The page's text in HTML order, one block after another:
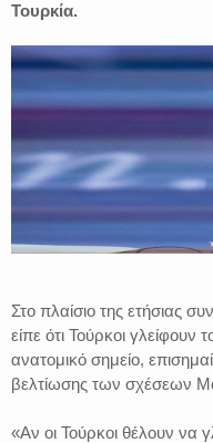
Τουρκία.
Στο πλαίσιο της ετήσιας
είπε ότι Τούρκοι γλείφουν
ανατομικό σημείο,
βελτίωσης των σχέσεων
«Αν οι Τούρκοι θέλουν να